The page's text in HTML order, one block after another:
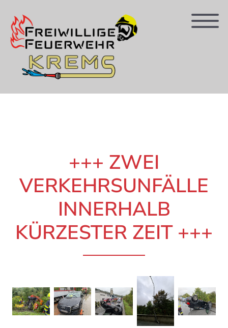
+++ ZWEI
VERKEHRSUNFÄLLE
INNERHALB
KÜRZESTER ZEIT +++